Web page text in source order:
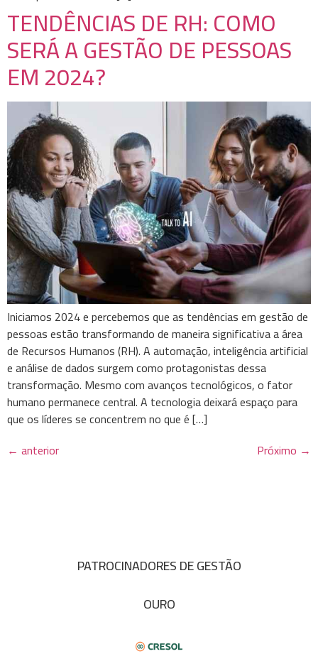
TENDÊNCIAS DE RH: COMO
SERÁ A GESTÃO DE PESSOAS
EM 2024?
Iniciamos 2024 e percebemos que as tendências em gestão de
pessoas estão transformando de maneira significativa a área
de Recursos Humanos (RH). A automação, inteligência artificial
e análise de dados surgem como protagonistas dessa
transformação. Mesmo com avanços tecnológicos, o fator
humano permanece central. A tecnologia deixará espaço para
que os líderes se concentrem no que é […]
← anterior Próximo →
PATROCINADORES DE GESTÃO
OURO